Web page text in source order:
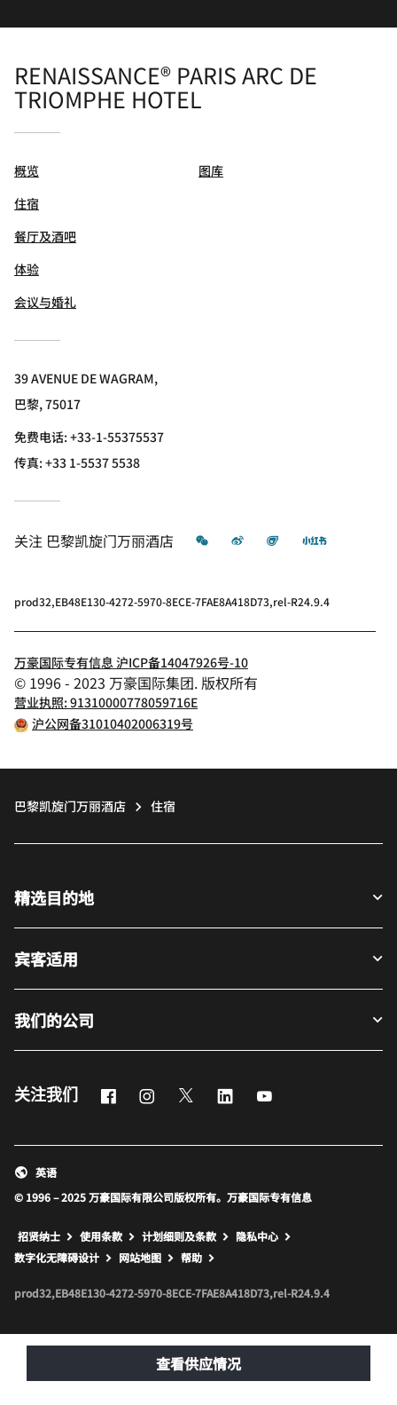
查看供应情况
RENAISSANCE® PARIS ARC DE
TRIOMPHE HOTEL
概览
住宿
餐厅及酒吧
体验
会议与婚礼
图库
39 AVENUE DE WAGRAM,
巴黎, 75017
免费电话:+33-1-55375537
传真:+33 1-5537 5538
关注 巴黎凯旋门万丽酒店 微信 微博 飞猪 小红书
prod32,EB48E130-4272-5970-8ECE-7FAE8A418D73,rel-R24.9.4
万豪国际专有信息 沪ICP备14047926号-10
© 1996 - 2023 万豪国际集团. 版权所有
营业执照: 91310000778059716E
沪公网备31010402006319号
巴黎凯旋门万丽酒店 住宿
精选目的地
宾客适用
我们的公司
关注我们 FacebookInstagram
Twitter LinkedIn
© 1996 – 2025 万豪国际有限公司版权所有。万豪国际专有信息
英语
招贤纳士 使用条款 计划细则及条款
隐私中心
数字化无障碍设计
网站地图 打开新窗口
帮助
prod32,EB48E130-4272-5970-8ECE-7FAE8A418D73,rel-R24.9.4